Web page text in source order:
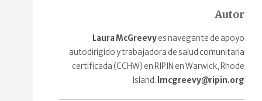
Autor
Laura McGreevyes navegante de apoyo
autodirigido y trabajadora de salud comunitaria
certificada (CCHW) en RIPIN en Warwick, Rhode
Island. lmcgreevy@ripin.org